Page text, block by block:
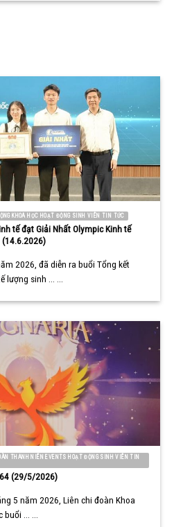
KHOA HỌC HOẠT ĐỘNG SINH VIÊN TIN TỨC
tế đạt Giải Nhất Olympic Kinh tế
2026, đã diễn ra buổi Tổng kết
lượng sinh ... ...
THANH NIÊN EVENTS HOẠT ĐỘNG SINH VIÊN TIN
(29/5/2026)
5 năm 2026, Liên chi đoàn Khoa
... ...